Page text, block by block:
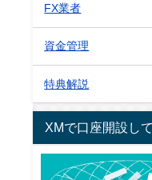
FX業者
資金管理
特典解説
XMで口座開設し